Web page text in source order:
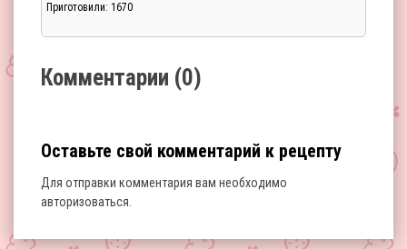
Приготовили: 1670
Комментарии (0)
Оставьте свой комментарий к рецепту
Для отправки комментария вам необходимо
авторизоваться